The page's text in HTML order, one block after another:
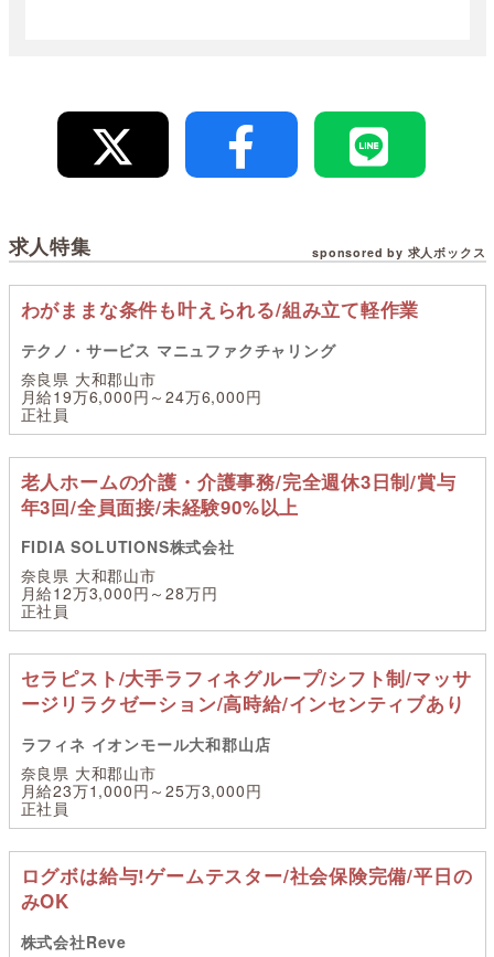
求人特集 sponsored by 求人ボックス
わがままな条件も叶えられる/組み立て軽作業
テクノ・サービス マニュファクチャリング
奈良県 大和郡山市
月給19万6,000円～24万6,000円
正社員
老人ホームの介護・介護事務/完全週休3日制/賞与
年3回/全員面接/未経験90%以上
FIDIA SOLUTIONS株式会社
奈良県 大和郡山市
月給12万3,000円～28万円
正社員
セラピスト/大手ラフィネグループ/シフト制/マッサ
ージリラクゼーション/高時給/インセンティブあり
ラフィネ イオンモール大和郡山店
奈良県 大和郡山市
月給23万1,000円～25万3,000円
正社員
ログボは給与!ゲームテスター/社会保険完備/平日の
みOK
株式会社Reve